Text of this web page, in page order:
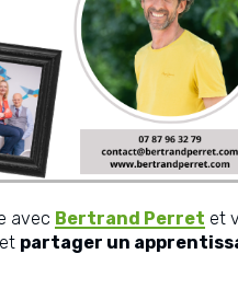
avec Bertrand Perret et
et partager un